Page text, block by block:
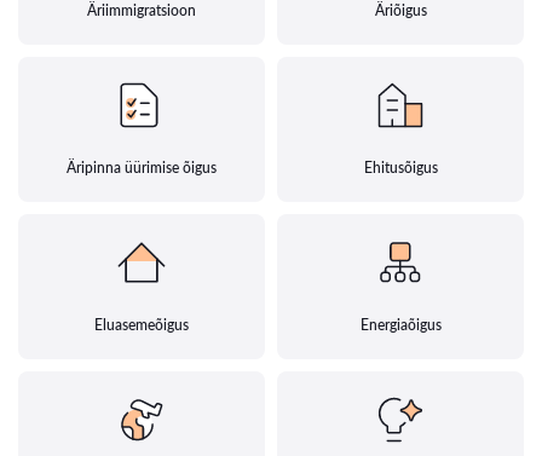
Äriimmigratsioon Äriõigus
Äripinna üürimise õigus Ehitusõigus
Eluasemeõigus Energiaõigus